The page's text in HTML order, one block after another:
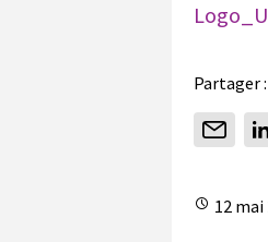
Partager :
12 mai